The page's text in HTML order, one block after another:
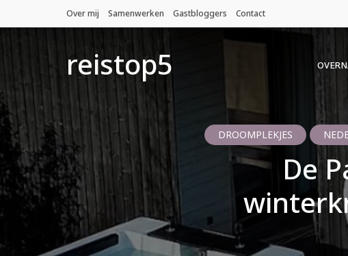
Over mij Samenwerken Gastbloggers Contact
reistop5
DROOMPLEKJES
De